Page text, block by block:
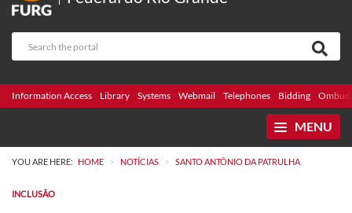
Information Access Library Systems Webmail Telephones Bidding
MENU
YOU ARE HERE: HOME > NOTÍCIAS > SANTO ANTÔNIO DA PATRULHA
INCLUSÃO